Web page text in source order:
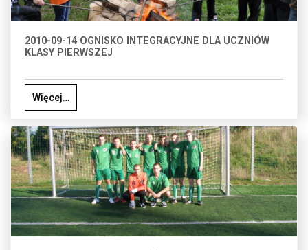
2010-09-14 OGNISKO INTEGRACYJNE DLA UCZNIÓW
KLASY PIERWSZEJ
Więcej…